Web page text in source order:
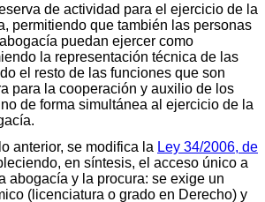
de actividad para el ejercicio de la
permitiendo que también las personas
puedan ejercer como
la representación técnica de las
el resto de las funciones que son
para la cooperación y auxilio de los
de forma simultánea al ejercicio de la
anterior, se modifica la Ley 34/2006, de
en síntesis, el acceso único a
abogacía y la procura: se exige un
(licenciatura o grado en Derecho) y